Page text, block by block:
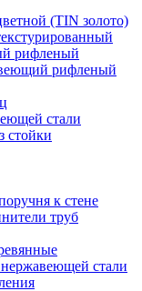
(TIN золото)
рифленый
рифленый
стали
стойки
к стене
труб
стали